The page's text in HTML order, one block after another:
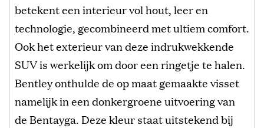
betekent een interieur vol hout, leer en
technologie, gecombineerd met ultiem comfort.
Ook het exterieur van deze indrukwekkende
SUV is werkelijk om door een ringetje te halen.
Bentley onthulde de op maat gemaakte visset
namelijk in een donkergroene uitvoering van
de Bentayga. Deze kleur staat uitstekend bij